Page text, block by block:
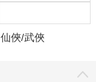
仙俠/武俠